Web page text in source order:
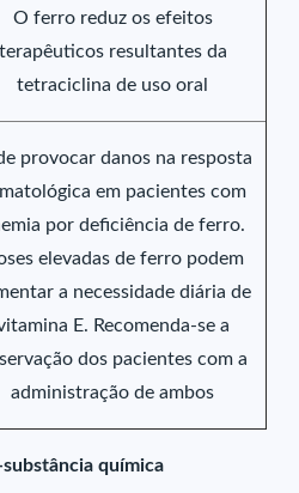
O ferro reduz os efeitos
terapêuticos resultantes da
tetraciclina de uso oral
provocar danos na resposta
em pacientes com
por deficiência de ferro.
elevadas de ferro podem
a necessidade diária de
E. Recomenda-se a
dos pacientes com a
administração de ambos
química